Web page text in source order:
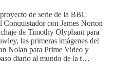
de serie de la BBC
con James Norton
de Timothy Olyphant para
las primeras imágenes del
Nolan para Prime Video y
diario al mundo de la t…